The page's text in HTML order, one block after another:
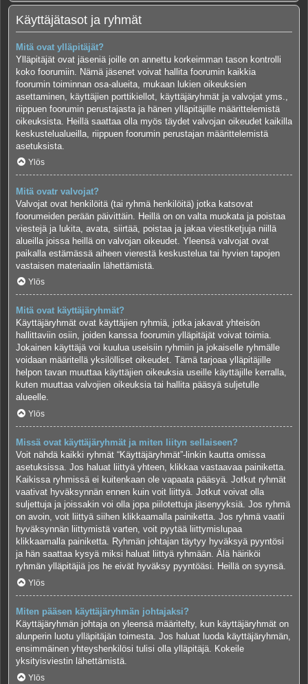
Käyttäjätasot ja ryhmät
Mitä ovat ylläpitäjät?
Ylläpitäjät ovat jäseniä joille on annettu korkeimman tason kontrolli
koko foorumiin. Nämä jäsenet voivat hallita foorumin kaikkia
foorumin toiminnan osa-alueita, mukaan lukien oikeuksien
asettaminen, käyttäjien porttikiellot, käyttäjäryhmät ja valvojat yms.,
riippuen foorumin perustajasta ja hänen ylläpitäjille määrittelemistä
oikeuksista. Heillä saattaa olla myös täydet valvojan oikeudet kaikilla
keskustelualueilla, riippuen foorumin perustajan määrittelemistä
asetuksista.
Ylös
Mitä ovatr valvojat?
Valvojat ovat henkilöitä (tai ryhmä henkilöitä) jotka katsovat
foorumeiden perään päivittäin. Heillä on on valta muokata ja poistaa
viestejä ja lukita, avata, siirtää, poistaa ja jakaa viestiketjuja niillä
alueilla joissa heillä on valvojan oikeudet. Yleensä valvojat ovat
paikalla estämässä aiheen vierestä keskustelua tai hyvien tapojen
vastaisen materiaalin lähettämistä.
Ylös
Mitä ovat käyttäjäryhmät?
Käyttäjäryhmät ovat käyttäjien ryhmiä, jotka jakavat yhteisön
hallittaviin osiin, joiden kanssa foorumin ylläpitäjät voivat toimia.
Jokainen käyttäjä voi kuulua useisiin ryhmiin ja jokaiselle ryhmälle
voidaan määritellä yksilölliset oikeudet. Tämä tarjoaa ylläpitäjille
helpon tavan muuttaa käyttäjien oikeuksia useille käyttäjille kerralla,
kuten muuttaa valvojien oikeuksia tai hallita pääsyä suljetulle
alueelle.
Ylös
Missä ovat käyttäjäryhmät ja miten liityn sellaiseen?
Voit nähdä kaikki ryhmät “Käyttäjäryhmät”-linkin kautta omissa
asetuksissa. Jos haluat liittyä yhteen, klikkaa vastaavaa painiketta.
Kaikissa ryhmissä ei kuitenkaan ole vapaata pääsyä. Jotkut ryhmät
vaativat hyväksynnän ennen kuin voit liittyä. Jotkut voivat olla
suljettuja ja joissakin voi olla jopa piilotettuja jäsenyyksiä. Jos ryhmä
on avoin, voit liittyä siihen klikkaamalla painiketta. Jos ryhmä vaatii
hyväksynnän liittymistä varten, voit pyytää liittymislupaa
klikkaamalla painiketta. Ryhmän johtajan täytyy hyväksyä pyyntösi
ja hän saattaa kysyä miksi haluat liittyä ryhmään. Älä häiriköi
ryhmän ylläpitäjiä jos he eivät hyväksy pyyntöäsi. Heillä on syynsä.
Ylös
Miten pääsen käyttäjäryhmän johtajaksi?
Käyttäjäryhmän johtaja on yleensä määritelty, kun käyttäjäryhmät on
alunperin luotu ylläpitäjän toimesta. Jos haluat luoda käyttäjäryhmän,
ensimmäinen yhteyshenkilösi tulisi olla ylläpitäjä. Kokeile
yksityisviestin lähettämistä.
Ylös